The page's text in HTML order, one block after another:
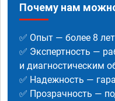
Почему нам
✅ Опыт — более 8
✅ Экспертность —
и диагностическим
✅ Надежность —
✅ Прозрачность —